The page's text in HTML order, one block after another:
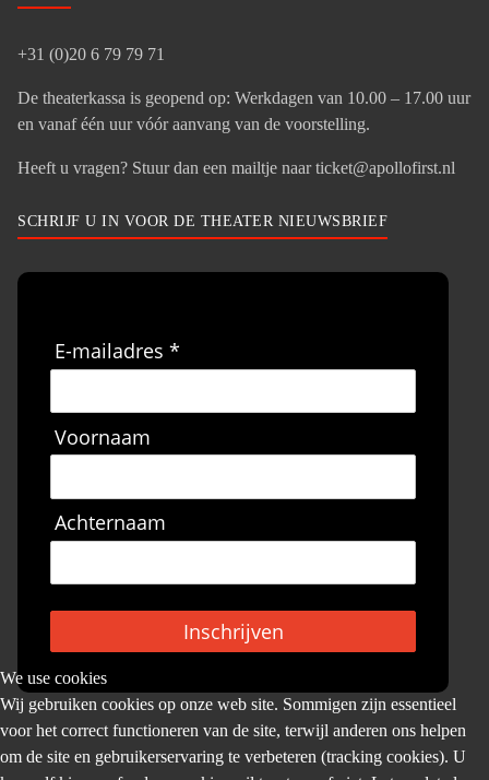
+31 (0)20 6 79 79 71
De theaterkassa is geopend op: Werkdagen van 10.00 – 17.00 uur
en vanaf één uur vóór aanvang van de voorstelling.
Heeft u vragen? Stuur dan een mailtje naar ticket@apollofirst.nl
SCHRIJF U IN VOOR DE THEATER NIEUWSBRIEF
E-mailadres *
Voornaam
Achternaam
Inschrijven
We use cookies
Wij gebruiken cookies op onze web site. Sommigen zijn essentieel
voor het correct functioneren van de site, terwijl anderen ons helpen
om de site en gebruikerservaring te verbeteren (tracking cookies). U